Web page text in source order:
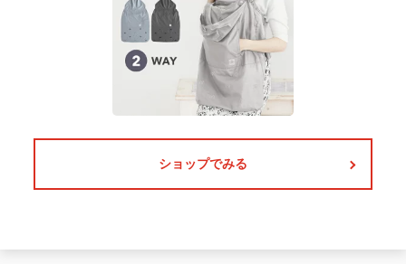
ショップでみる